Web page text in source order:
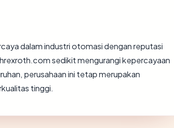
dalam industri otomasi dengan reputasi
sedikit mengurangi kepercayaan
perusahaan ini tetap merupakan
tinggi.